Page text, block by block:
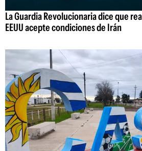
La Guardia Revolucionaria dice que
EEUU acepte condiciones de Irán